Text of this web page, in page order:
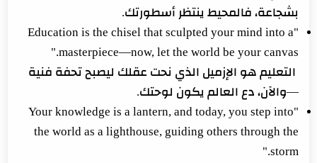
بشجاعة، فالمحيط ينتظر أسطورتك.
"Education is the chisel that sculpted your mind into a
masterpiece—now, let the world be your canvas."
التعليم هو الإزميل الذي نحت عقلك ليصبح تحفة فنية
—والآن، دع العالم يكون لوحتك.
"Your knowledge is a lantern, and today, you step into
the world as a lighthouse, guiding others through the
storm."